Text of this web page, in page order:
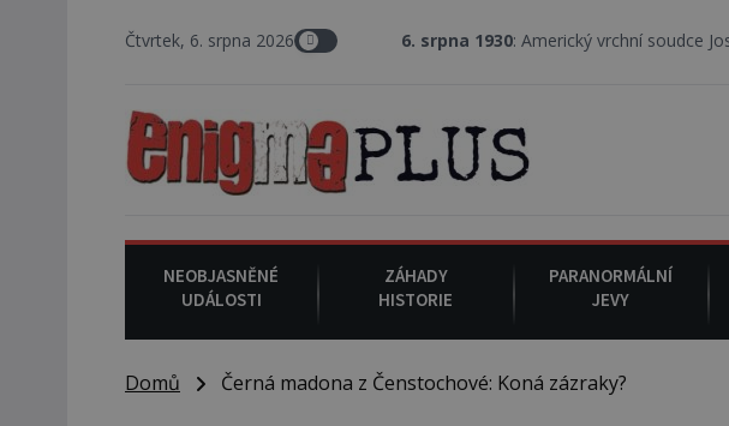
Čtvrtek, 6. srpna 2026
6. srpna 1930 : Americký vrchní soudce Joseph F. Crater se
NEOBJASNĚNÉ
UDÁLOSTI
ZÁHADY
HISTORIE
PARANORMÁLNÍ
JEVY
Domů Černá madona z Čenstochové: Koná zázraky?